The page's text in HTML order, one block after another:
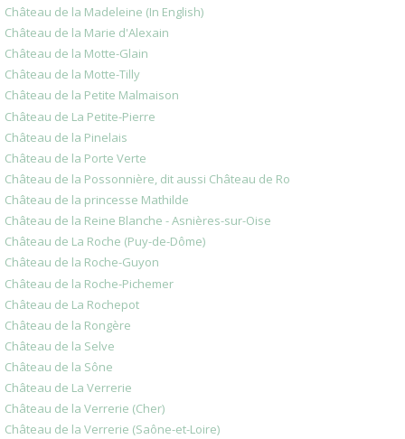
Château de la Madeleine (In English)
Château de la Marie d'Alexain
Château de la Motte-Glain
Château de la Motte-Tilly
Château de la Petite Malmaison
Château de La Petite-Pierre
Château de la Pinelais
Château de la Porte Verte
Château de la Possonnière, dit aussi Château de Ro
Château de la princesse Mathilde
Château de la Reine Blanche - Asnières-sur-Oise
Château de La Roche (Puy-de-Dôme)
Château de la Roche-Guyon
Château de la Roche-Pichemer
Château de La Rochepot
Château de la Rongère
Château de la Selve
Château de la Sône
Château de La Verrerie
Château de la Verrerie (Cher)
Château de la Verrerie (Saône-et-Loire)